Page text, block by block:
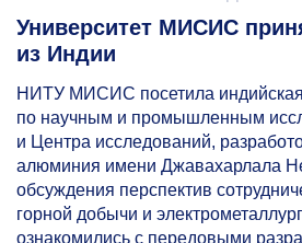
Университет МИСИС
из Индии
НИТУ МИСИС посетила индийская
по научным и промышленным
и Центра исследований,
алюминия имени Джавахарлала
обсуждения перспектив
горной добычи и
ознакомились с передовыми